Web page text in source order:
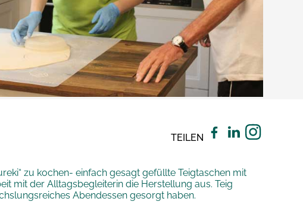
TEILEN
zu kochen- einfach gesagt gefüllte Teigtaschen mit
mit der Alltagsbegleiterin die Herstellung aus. Teig
Abendessen gesorgt haben.